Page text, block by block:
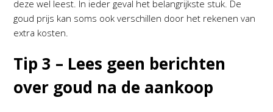
deze wel leest. In ieder geval het belangrijkste stuk. De
goud prijs kan soms ook verschillen door het rekenen van
extra kosten.
Tip 3 – Lees geen berichten
over goud na de aankoop